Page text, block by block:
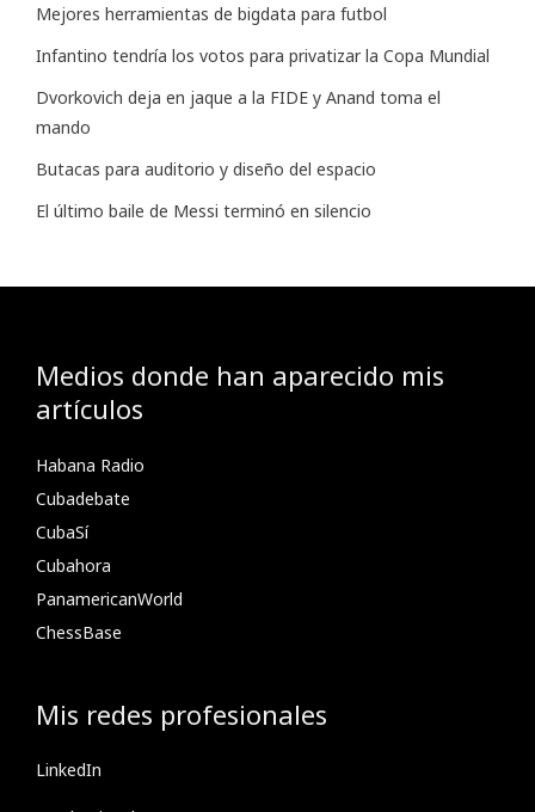
Mejores herramientas de bigdata para futbol
Infantino tendría los votos para privatizar la Copa Mundial
Dvorkovich deja en jaque a la FIDE y Anand toma el
mando
Butacas para auditorio y diseño del espacio
El último baile de Messi terminó en silencio
Medios donde han aparecido mis
artículos
Habana Radio
Cubadebate
CubaSí
Cubahora
PanamericanWorld
ChessBase
Mis redes profesionales
LinkedIn